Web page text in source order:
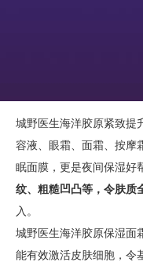
城野医生海洋胶原紧致提
容液、眼霜、面霜、按摩
眠面膜，更是夜间保湿好
纹、粗糙凹凸等，令肤质
入。
城野医生海洋胶原保湿面
能有效激活皮肤细胞，令